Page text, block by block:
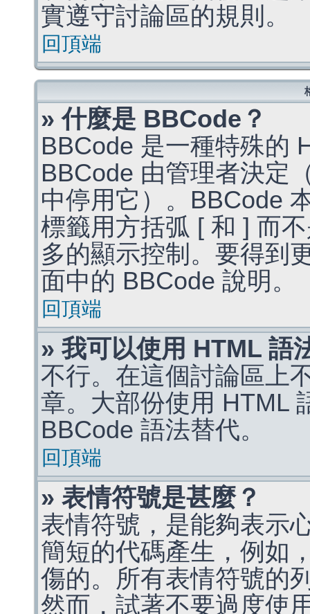
實遵守討論區的規則。
回頂端
» 什麼是 BBCode？
BBCode 是一種特殊的
BBCode 由管理者決定
中停用它）。BBCode
標籤用方括弧 [ 和 ] 而
多的顯示控制。要得到
面中的 BBCode 說明。
回頂端
» 我可以使用 HTML 語
不行。在這個討論區上
章。大部份使用 HTML
BBCode 語法替代。
回頂端
» 表情符號是甚麼？
表情符號，是能夠表示
簡短的代碼產生，例如
傷的。所有表情符號的
然而，試著不要過度使